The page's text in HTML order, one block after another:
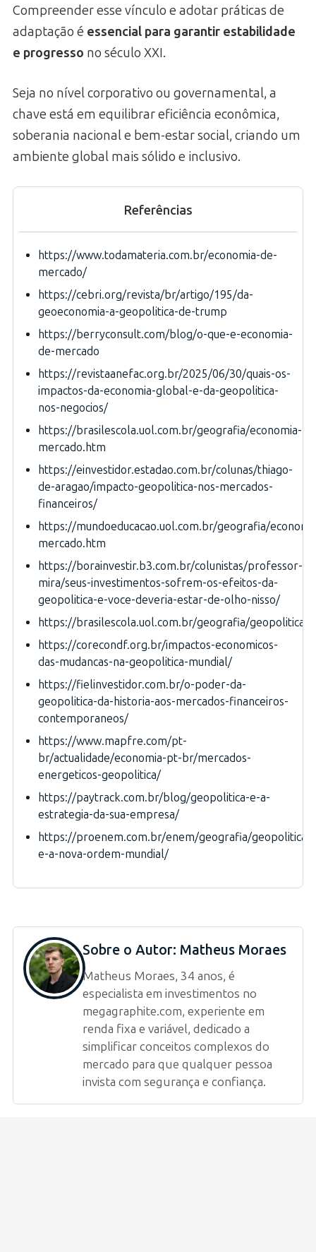
Compreender esse vínculo e adotar práticas de
adaptação é essencial para garantir estabilidade
e progresso no século XXI.
Seja no nível corporativo ou governamental, a
chave está em equilibrar eficiência econômica,
soberania nacional e bem-estar social, criando um
ambiente global mais sólido e inclusivo.
Referências
https://www.todamateria.com.br/economia-de-
mercado/
https://cebri.org/revista/br/artigo/195/da-
geoeconomia-a-geopolitica-de-trump
https://berryconsult.com/blog/o-que-e-economia-
de-mercado
https://revistaanefac.org.br/2025/06/30/quais-os-
impactos-da-economia-global-e-da-geopolitica-
nos-negocios/
https://brasilescola.uol.com.br/geografia/economia-
mercado.htm
https://einvestidor.estadao.com.br/colunas/thiago-
de-aragao/impacto-geopolitica-nos-mercados-
financeiros/
https://mundoeducacao.uol.com.br/geografia/
mercado.htm
https://borainvestir.b3.com.br/colunistas/professor-
mira/seus-investimentos-sofrem-os-efeitos-da-
geopolitica-e-voce-deveria-estar-de-olho-nisso/
https://brasilescola.uol.com.br/geografia/
https://corecondf.org.br/impactos-economicos-
das-mudancas-na-geopolitica-mundial/
https://fielinvestidor.com.br/o-poder-da-
geopolitica-da-historia-aos-mercados-financeiros-
contemporaneos/
https://www.mapfre.com/pt-
br/actualidade/economia-pt-br/mercados-
energeticos-geopolitica/
https://paytrack.com.br/blog/geopolitica-e-a-
estrategia-da-sua-empresa/
https://proenem.com.br/enem/geografia/geopolitica-
e-a-nova-ordem-mundial/
Sobre o Autor: Matheus Moraes
Matheus Moraes, 34 anos, é
especialista em investimentos no
megagraphite.com, experiente em
renda fixa e variável, dedicado a
simplificar conceitos complexos do
mercado para que qualquer pessoa
invista com segurança e confiança.